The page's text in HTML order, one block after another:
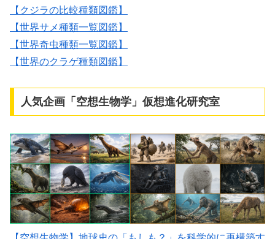
【クジラの比較種類図鑑】
【世界サメ種類一覧図鑑】
【世界奇虫種類一覧図鑑】
【世界のクラゲ種類図鑑】
人気企画「空想生物学」仮想進化研究室